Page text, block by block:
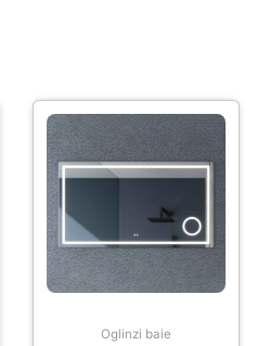
Oglinzi baie